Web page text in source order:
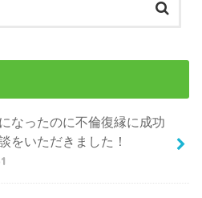
なったのに不倫復縁に成功
をいただきました！